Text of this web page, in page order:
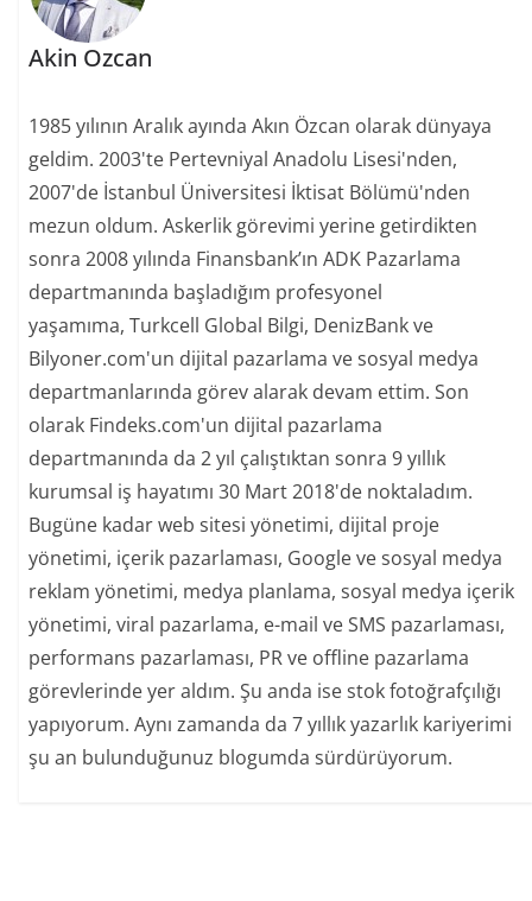
Akin Ozcan
1985 yılının Aralık ayında Akın Özcan olarak dünyaya
geldim. 2003'te Pertevniyal Anadolu Lisesi'nden,
2007'de İstanbul Üniversitesi İktisat Bölümü'nden
mezun oldum. Askerlik görevimi yerine getirdikten
sonra 2008 yılında Finansbank’ın ADK Pazarlama
departmanında başladığım profesyonel
yaşamıma, Turkcell Global Bilgi, DenizBank ve
Bilyoner.com'un dijital pazarlama ve sosyal medya
departmanlarında görev alarak devam ettim. Son
olarak Findeks.com'un dijital pazarlama
departmanında da 2 yıl çalıştıktan sonra 9 yıllık
kurumsal iş hayatımı 30 Mart 2018'de noktaladım.
Bugüne kadar web sitesi yönetimi, dijital proje
yönetimi, içerik pazarlaması, Google ve sosyal medya
reklam yönetimi, medya planlama, sosyal medya içerik
yönetimi, viral pazarlama, e-mail ve SMS pazarlaması,
performans pazarlaması, PR ve offline pazarlama
görevlerinde yer aldım. Şu anda ise stok fotoğrafçılığı
yapıyorum. Aynı zamanda da 7 yıllık yazarlık kariyerimi
şu an bulunduğunuz blogumda sürdürüyorum.